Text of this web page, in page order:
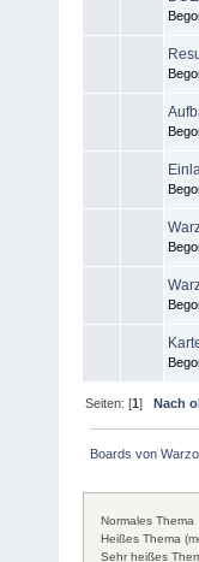
Seiten: [1]Nach
Boards von
Normales Thema
Heißes Thema
Sehr heißes